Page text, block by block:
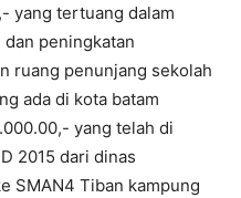
yang tertuang dalam
dan peningkatan
ruang penunjang sekolah
ada di kota batam
yang telah di
2015 dari dinas
SMAN4 Tiban kampung